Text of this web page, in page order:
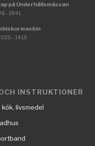
på Underhållsmässan
- 19:41
- 14:15
INSTRUKTIONER
livsmedel